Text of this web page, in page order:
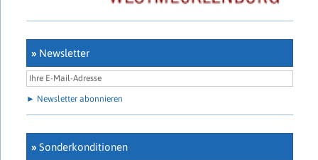
»Newsletter
► Newsletter abonnieren
»Sonderkonditionen